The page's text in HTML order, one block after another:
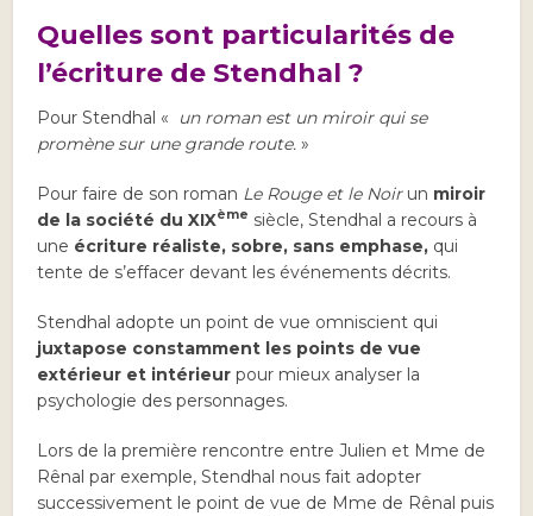
Quelles sont particularités de
l’écriture de Stendhal ?
Pour Stendhal « un roman est un miroir qui se
promène sur une grande route.»
Pour faire de son roman Le Rouge et le Noirun miroir
de la société du XIXème siècle, Stendhal a recours à
une écriture réaliste, sobre, sans emphase, qui
tente de s’effacer devant les événements décrits.
Stendhal adopte un point de vue omniscient qui
juxtapose constamment les points de vue
extérieur et intérieur pour mieux analyser la
psychologie des personnages.
Lors de la première rencontre entre Julien et Mme de
Rênal par exemple, Stendhal nous fait adopter
successivement le point de vue de Mme de Rênal puis